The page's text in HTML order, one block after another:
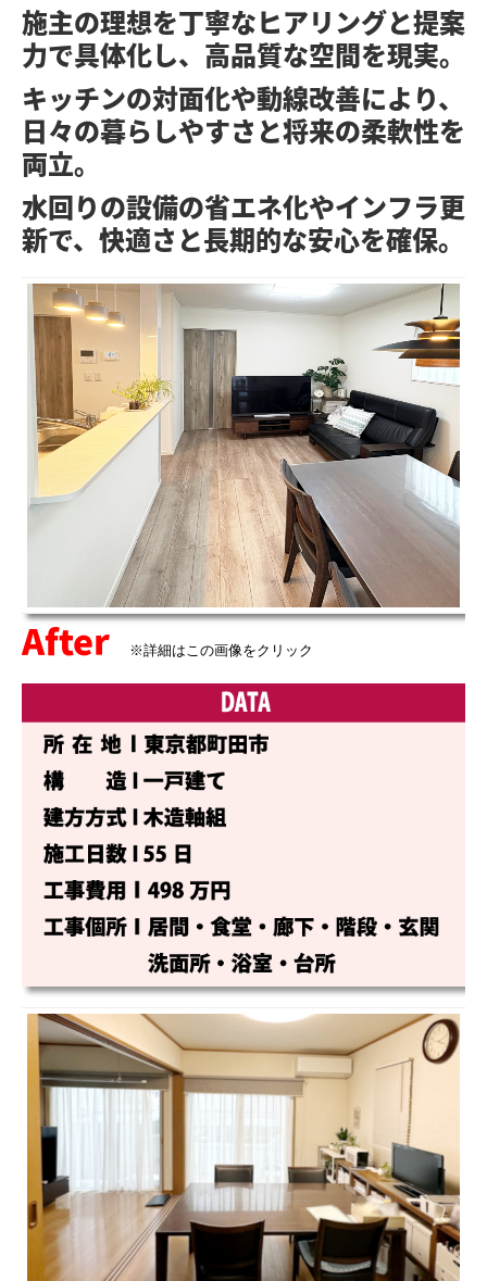
外装・外装屋根塗装
外装工事について
塗り替え時の見分け方
塗装工事の流れ
豆知識・コラム
火災保険が適用されるかも!?
リフォームかし保険
高い抗ウイルス効果！関西ペイント・アレスシックイ
アレスシックイの特徴
抗ウイルスの検証
地域コミュニティ
リフォーム前の豆知識
耐震チェック
リプラスについて
リプラスの仕事
リプラスの社員
リプラスの制度
新卒採用
中途採用
プライバシーポリシー
施主の理想を丁寧なヒアリングと提案
力で具体化し、高品質な空間を現実。
キッチンの対面化や動線改善により、
日々の暮らしやすさと将来の柔軟性を
両立。
水回りの設備の省エネ化やインフラ更
新で、快適さと長期的な安心を確保。
After ※詳細はこの画像をクリック